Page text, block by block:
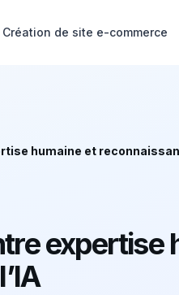
Création de site e-commerce
humaine et
expertise